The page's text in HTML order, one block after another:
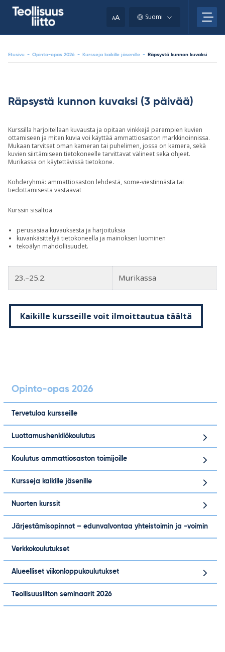
AA Suomi
Etusivu - Opinto-opas 2026 - Kursseja kaikille jäsenille - Räpsystä kunnon kuvaksi
Opinto-opas 2026
Tervetuloa kursseille
Luottamushenkilökoulutus
Koulutus ammattiosaston toimijoille
Kursseja kaikille jäsenille
Nuorten kurssit
Järjestämisopinnot – edunvalvontaa yhteistoimin ja -voimin
Verkkokoulutukset
Alueelliset viikonloppukoulutukset
Teollisuusliiton seminaarit 2026
Räpsystä kunnon kuvaksi (3 päivää)
Kurssilla harjoitellaan kuvausta ja opitaan vinkkejä parempien kuvien
ottamiseen ja miten kuvia voi käyttää ammattiosaston markkinoinnissa.
Mukaan tarvitset oman kameran tai puhelimen, jossa on kamera, sekä
kuvien siirtämiseen tietokoneelle tarvittavat välineet sekä ohjeet.
Murikassa on käytettävissä tietokone.
Kohderyhmä: ammattiosaston lehdestä, some-viestinnästä tai
tiedottamisesta vastaavat
Kurssin sisältöä
perusasiaa kuvauksesta ja harjoituksia
kuvankäsittelyä tietokoneella ja mainoksen luominen
tekoälyn mahdollisuudet.
23.–25.2. Murikassa
Kaikille kursseille voit ilmoittautua täältä
clipboard.)